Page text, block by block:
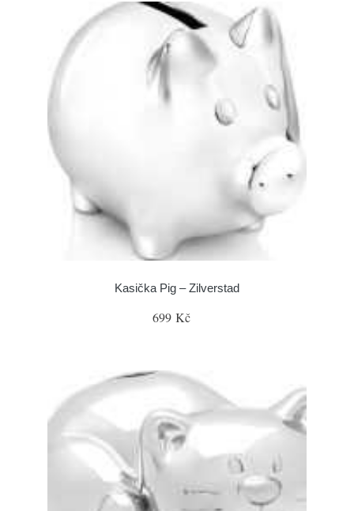
Kasička Pig – Zilverstad
699 Kč